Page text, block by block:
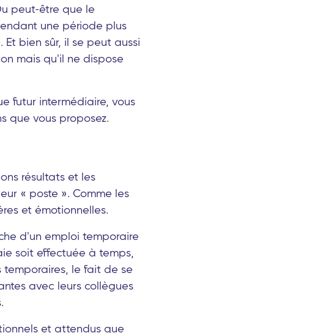
peut-être que le
une période plus
bien sûr, il se peut aussi
mais qu'il ne dispose
futur intermédiaire, vous
que vous proposez.
résultats et les
« poste ». Comme les
et émotionnelles.
d'un emploi temporaire
soit effectuée à temps,
temporaires, le fait de se
avec leurs collègues
et attendus que